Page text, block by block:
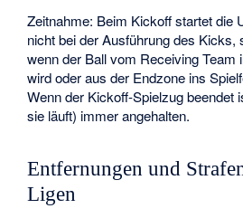
Zeitnahme: Beim Kickoff startet die
nicht bei der Ausführung des Kicks,
wenn der Ball vom Receiving Team
wird oder aus der Endzone ins
Wenn der Kickoff-Spielzug beendet
sie läuft) immer angehalten.
Entfernungen und
Ligen